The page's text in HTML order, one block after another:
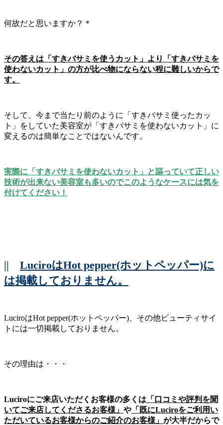
何故だと思いますか？＊
その答えは「すきバサミを使うカット」より「すきバサミを
使わないカット」の方が比べ物にならない程に難しいからで
す。
そして、今まで当たり前のように「すきバサミ使ったカッ
ト」をしていた美容室が「すきバサミを使わないカット」に
変えるのは簡単なことではないんです。
実際に「すきバサミを使わないカット」と謳っていて正しい
技術が出来ない美容室も多いのでこのようなケースには気を
付けてください！
|| LuciroはHot pepper(ホットペッパー)に
は掲載しておりません。
LuciroはHot pepper(ホットペッパー)、その他ビューティサイ
トには一切掲載しておりません。
その理由は・・・
Luciroにご来店いただくお客様の多くは 「口コミや評判を聞
いてご来店してくださるお客様」 や 「既にLuciroをご利用い
ただいているお客様からのご紹介のお客様」 が大半だからで